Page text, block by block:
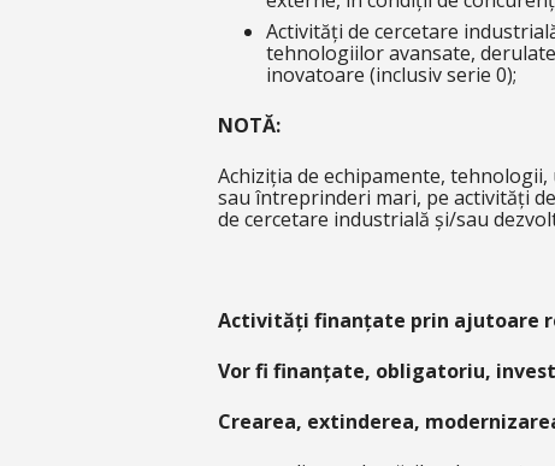
Activități de cercetare
tehnologiilor avansate,
inovatoare (inclusiv serie 0);
NOTĂ:
Achiziția de echipamente,
sau întreprinderi mari, pe activități
de cercetare industrială și/sau
Activități finanțate prin ajutoare
Vor fi finanțate, obligatoriu,
Crearea, extinderea,